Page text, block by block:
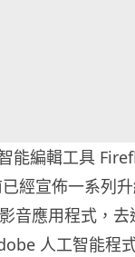
能編輯工具
經宣佈一系列
音應用程式，去
人工智能程